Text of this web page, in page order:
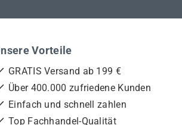
Vorteile
GRATIS Versand ab 199 €
Über 400.000 zufriedene Kunden
Einfach und schnell zahlen
Top Fachhandel-Qualität